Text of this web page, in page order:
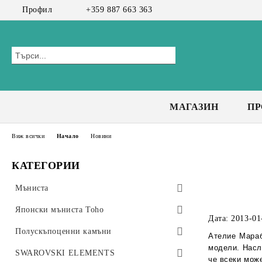
Профил +359 887 663 363
МАГАЗИН
КАТЕГОРИИ
Мъниста
Preciosa мъниста
Bicone 3 мм
Bicone 4 мм
Чешки мъниста
CzechMates Tiles
Стъклени мъниста
Японски мъниста Toho
Toho Тръбички 9мм, #3
Toho Тръбички Усукани 9мм, #3
Полускъпоценни камъни
Клас А+
SWAROVSKI ELEMENTS
Виж всички Начало Новини
Дата: 2013-
Ателие
модели.
че всеки